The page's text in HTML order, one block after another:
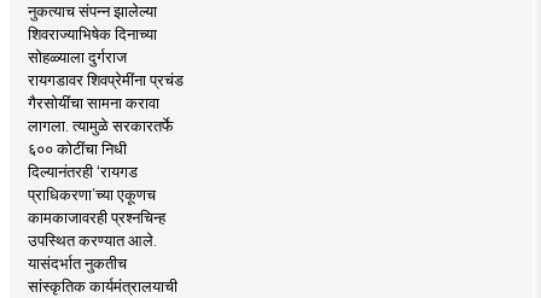
नुकत्याच संपन्न झालेल्या
शिवराज्याभिषेक दिनाच्या
सोहळ्याला दुर्गराज
रायगडावर शिवप्रेमींना प्रचंड
गैरसोयींचा सामना करावा
लागला. त्यामुळे सरकारतर्फे
६०० कोटींचा निधी
दिल्यानंतरही ‘रायगड
प्राधिकरणा’च्या एकूणच
कामकाजावरही प्रश्नचिन्ह
उपस्थित करण्यात आले.
यासंदर्भात नुकतीच
सांस्कृतिक कार्यमंत्रालयाची